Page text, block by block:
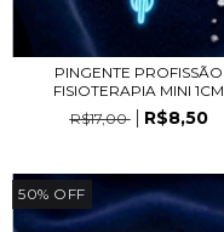
PINGENTE PROFISSÃO
FISIOTERAPIA MINI 1CM
R$17,00
R$8,50
50% OFF